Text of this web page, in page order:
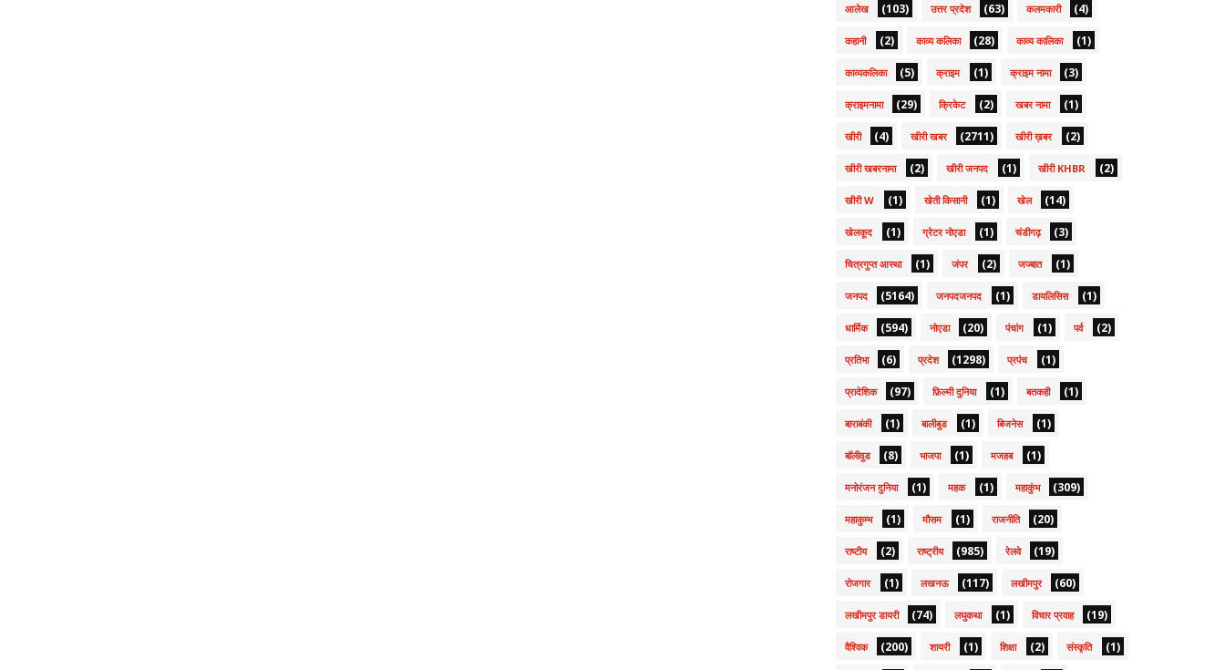
आलेख (103) उत्तर प्रदेश (63) कलमकारी (4)
कहानी (2) काव्य कलिका (28) काव्य कालिका (1)
काव्यकलिका (5) क्राइम (1) क्राइम नामा (3)
क्राइमनामा (29) क्रिकेट (2) खबर नामा (1)
खीरी (4) खीरी खबर (2711) खीरी ख़बर (2)
खीरी खबरनामा (2) खीरी जनपद (1) खीरी KHBR (2)
खीरी W (1) खेती किसानी (1) खेल (14)
खेलकूद (1) ग्रेटर नोएडा (1) चंडीगढ़ (3)
चित्रगुप्त आस्था (1) जंपर (2) जज्बात (1)
जनपद (5164) जनपदजनपद (1) डायलिसिस (1)
धार्मिक (594) नोएडा (20) पंचांग (1) पर्व (2)
प्रतिभा (6) प्रदेश (1298) प्रपंच (1)
प्रादेशिक (97) फ़िल्मी दुनिया (1) बतकही (1)
बाराबंकी (1) बालीबुड (1) बिजनेस (1)
बॉलीवुड (8) भाजपा (1) मजहब (1)
मनोरंजन दुनिया (1) महक (1) महाकुंभ (309)
महाकुम्भ (1) मौसम (1) राजनीति (20)
राष्टीय (2) राष्ट्रीय (985) रेलवे (19)
रोजगार (1) लखनऊ (117) लखीमपुर (60)
लखीमपुर डायरी (74) लघुकथा (1) विचार प्रवाह (19)
वैश्विक (200) शायरी (1) शिक्षा (2) संस्कृति (1)